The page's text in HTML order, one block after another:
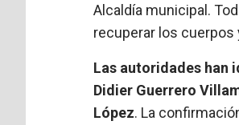
Alcaldía municipal.
recuperar los cuerpos
Las autoridades han
Didier Guerrero
López. La